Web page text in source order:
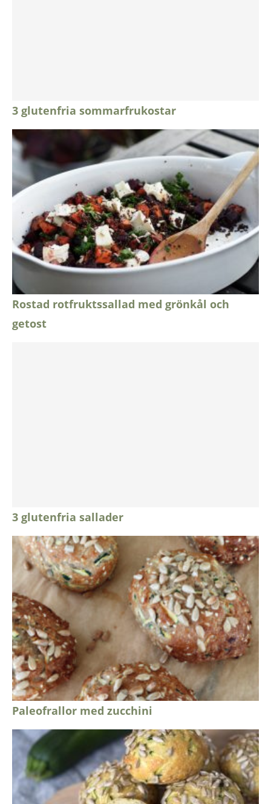
3 glutenfria sommarfrukostar
Rostad rotfruktssallad med grönkål och
getost
3 glutenfria sallader
Paleofrallor med zucchini